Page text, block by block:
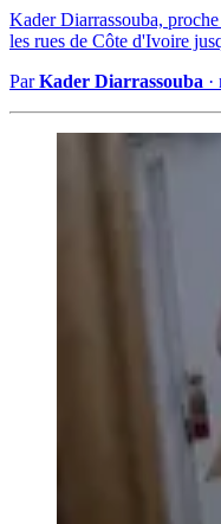
Kader Diarrassouba,
les rues de Côte d'Ivoire
ParKader Diarrassouba ·